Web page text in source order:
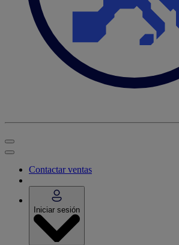
Contactar ventas
Iniciar sesión